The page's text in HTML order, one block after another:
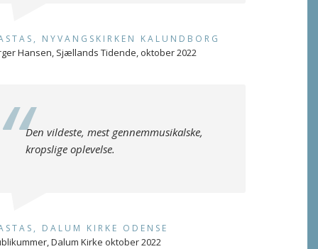
NYVANGSKIRKEN KALUNDBORG
Hansen, Sjællands Tidende, oktober 2022
Den vildeste, mest gennemmusikalske,
kropslige oplevelse.
DALUM KIRKE ODENSE
Dalum Kirke oktober 2022